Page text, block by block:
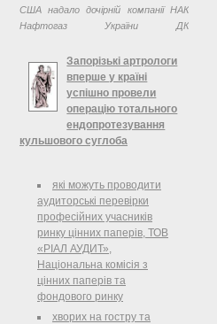
нафтопродуктів, аміаку
магістральними трубопроводами,
25.06.2009 № 749 ( v0749227-09 ),
Національна комісія, що здійснює
державне регулювання у сфері
енергетики, ПОСТАНОВЛЯЄ:
США надало дочірній компанії НАК
Нафтогаз України ДК
728 тис. доларів. Грант призначено
для підготовки пілотного проекту
Запорізькі артрологи
вперше у країні
успішно провели
операцію тотального
ендопротезування
кульшового суглоба
зробили операцію, а я вже готуюсь
на виписку, радісно повідомивмені
27-річний
пацієнтвідділенняортопедії,
артрології і спортивної травми
Запорізької клінічної лікарні ...
які можуть проводити
аудиторські перевірки
професійних учасників
ринку цінних паперів, ТОВ
«РІАЛ АУДИТ»,
Національна комісія з
цінних паперів та
фондового ринку
хворих на гостру та